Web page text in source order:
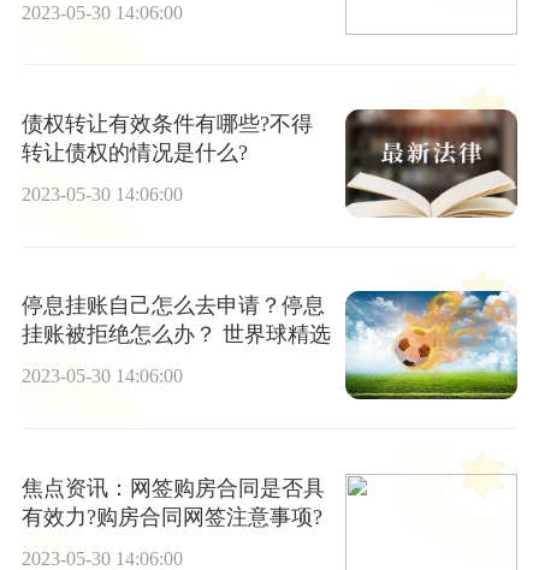
2023-05-30 14:06:00
债权转让有效条件有哪些?不得
转让债权的情况是什么?
2023-05-30 14:06:00
停息挂账自己怎么去申请？停息
挂账被拒绝怎么办？ 世界球精选
2023-05-30 14:06:00
焦点资讯：网签购房合同是否具
有效力?购房合同网签注意事项?
2023-05-30 14:06:00